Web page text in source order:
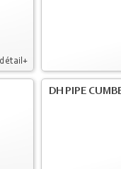
détail+
DH PIPE